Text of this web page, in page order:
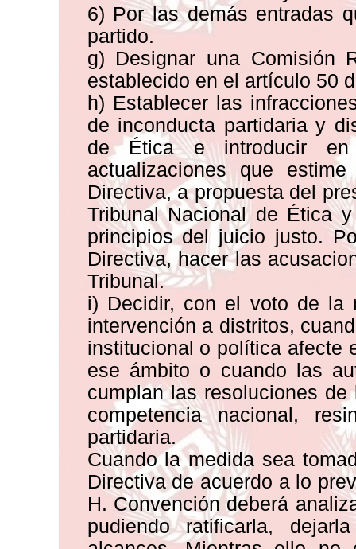
6) Por las demás entradas
partido.
g) Designar una Comisión
establecido en el artículo 50
h) Establecer las
de inconducta partidaria y
de Ética e introducir
actualizaciones que
Directiva, a propuesta del
Tribunal Nacional de Ética
principios del juicio justo.
Directiva, hacer las
Tribunal.
i) Decidir, con el voto de la
intervención a distritos,
institucional o política afecte
ese ámbito o cuando las
cumplan las resoluciones
competencia nacional,
partidaria.
Cuando la medida sea
Directiva de acuerdo a lo
H. Convención deberá
pudiendo ratificarla,